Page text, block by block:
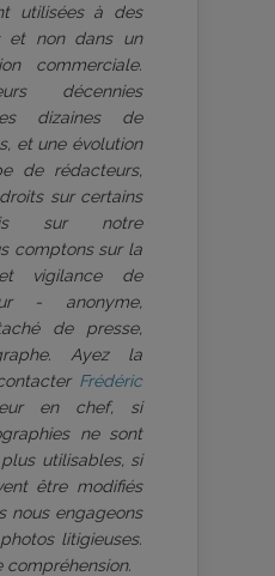
utilisées à des
et non dans un
commerciale.
décennies
dizaines de
et une évolution
de rédacteurs,
sur certains
sur notre
comptons sur la
vigilance de
- anonyme,
de presse,
Ayez la
Frédéric
en chef, si
ne sont
utilisables, si
être modifiés
nous engageons
litigieuses.
compréhension.